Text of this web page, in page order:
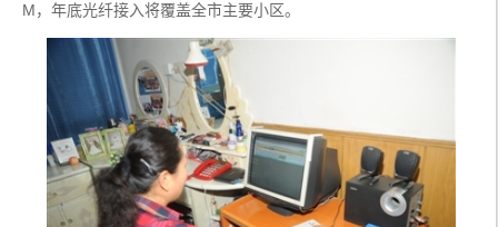
M，年底光纤接入将覆盖全市主要小区。